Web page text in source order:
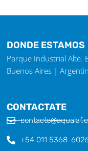
DONDE ESTAMOS
Parque Industrial Alte.
Buenos Aires |
CONTACTATE
+54 011 5368-6026